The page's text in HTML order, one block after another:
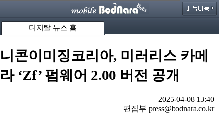
디지탈 뉴스 홈
니콘이미징코리아, 미러리스 카메
라 ‘Zf’ 펌웨어 2.00 버전 공개
2025-04-08 13:40
편집부 press@bodnara.co.kr